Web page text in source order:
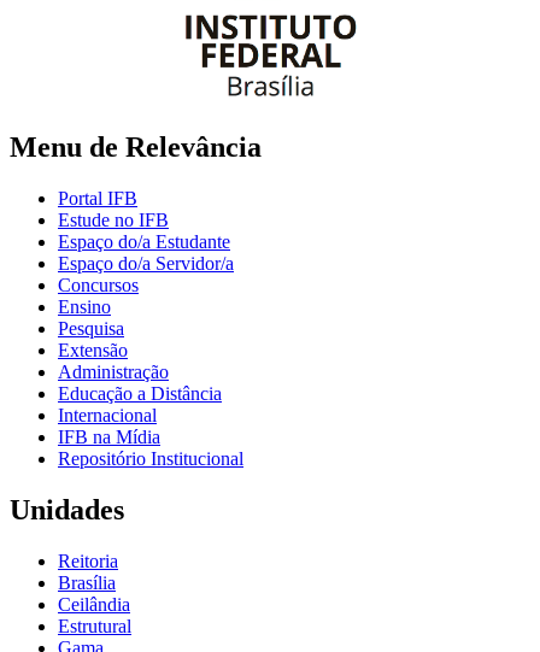
Menu de Relevância
Portal IFB
Estude no IFB
Espaço do/a Estudante
Espaço do/a Servidor/a
Concursos
Ensino
Pesquisa
Extensão
Administração
Educação a Distância
Internacional
IFB na Mídia
Repositório Institucional
Unidades
Reitoria
Brasília
Ceilândia
Estrutural
Gama